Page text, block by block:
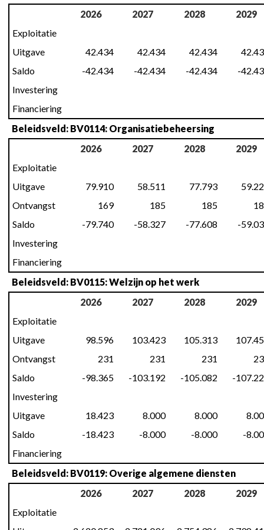
2026
2027 2028
2029
Exploitatie
Uitgave
42.434 42.434 42.434
Saldo
-42.434 -42.434 -42.434
-
Investering
Financiering
Beleidsveld: BV0114: Organisatiebeheersing
2026
2027 2028
2029
Exploitatie
Uitgave
79.910 58.511 77.793
Ontvangst
169 185 185
Saldo
-79.740 -58.327 -77.608
-
Investering
Financiering
Beleidsveld: BV0115: Welzijn op het werk
2026
2027 2028
2029
Exploitatie
Uitgave
98.596 103.423 105.313
Ontvangst
231 231 231
Saldo
-98.365 -103.192 -105.082
-
Investering
Uitgave
18.423 8.000 8.000
Saldo
-18.423 -8.000 -8.000
-
Financiering
Beleidsveld: BV0119: Overige algemene diensten
2026
2027 2028
2029
Exploitatie